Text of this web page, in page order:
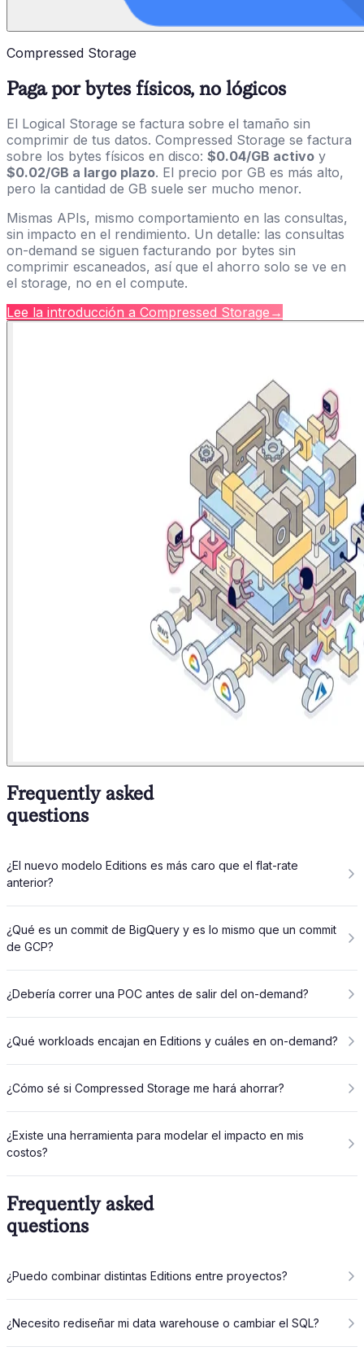
Compressed Storage
Paga por bytes físicos, no lógicos
El Logical Storage se factura sobre el tamaño sin
comprimir de tus datos. Compressed Storage se factura
sobre los bytes físicos en disco: $0.04/GB activo y
$0.02/GB a largo plazo. El precio por GB es más alto,
pero la cantidad de GB suele ser mucho menor.
Mismas APIs, mismo comportamiento en las consultas,
sin impacto en el rendimiento. Un detalle: las consultas
on-demand se siguen facturando por bytes sin
comprimir escaneados, así que el ahorro solo se ve en
el storage, no en el compute.
Lee la introducción a Compressed Storage →
Frequently asked
questions
¿El nuevo modelo Editions es más caro que el flat-rate
anterior?
¿Qué es un commit de BigQuery y es lo mismo que un commit
de GCP?
¿Debería correr una POC antes de salir del on-demand?
¿Qué workloads encajan en Editions y cuáles en on-demand?
¿Cómo sé si Compressed Storage me hará ahorrar?
¿Existe una herramienta para modelar el impacto en mis
costos?
Frequently asked
questions
¿Puedo combinar distintas Editions entre proyectos?
¿Necesito rediseñar mi data warehouse o cambiar el SQL?